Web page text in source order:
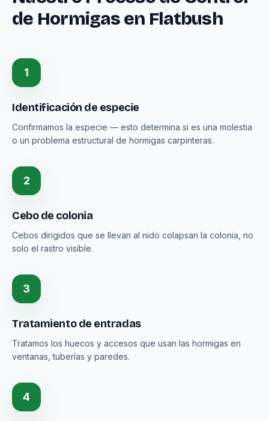
de Hormigas en Flatbush
1
Identificación de especie
Confirmamos la especie — esto determina si es una molestia
o un problema estructural de hormigas carpinteras.
2
Cebo de colonia
Cebos dirigidos que se llevan al nido colapsan la colonia, no
solo el rastro visible.
3
Tratamiento de entradas
Tratamos los huecos y accesos que usan las hormigas en
ventanas, tuberías y paredes.
4